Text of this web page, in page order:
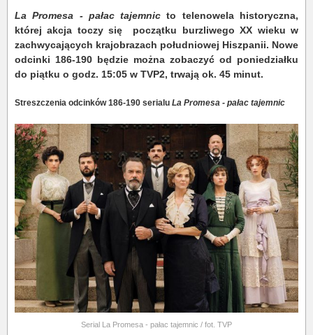
La Promesa - pałac tajemnic to telenowela historyczna,
której akcja toczy się początku burzliwego XX wieku w
zachwycających krajobrazach południowej Hiszpanii. Nowe
odcinki 186-190 będzie można zobaczyć od poniedziałku
do piątku o godz. 15:05 w TVP2, trwają ok. 45 minut.
Streszczenia odcinków 186-190 serialu La Promesa - pałac tajemnic
Serial La Promesa - pałac tajemnic / fot. TVP